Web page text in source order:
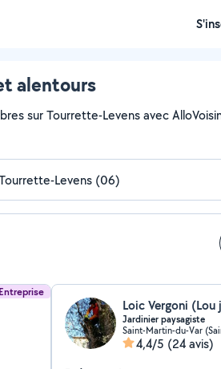
alentours
sur Tourrette-Levens avec
Entreprise
Jardinier paysagiste
4,4/5 (24 avis)